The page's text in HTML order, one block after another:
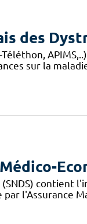
des
sur la
contient
l'Assurance